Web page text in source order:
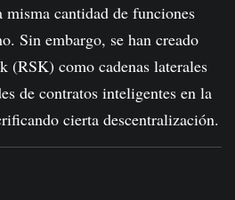
cantidad de funciones
Sin embargo, se han creado
(RSK) como cadenas laterales
de contratos inteligentes en la
cierta descentralización.